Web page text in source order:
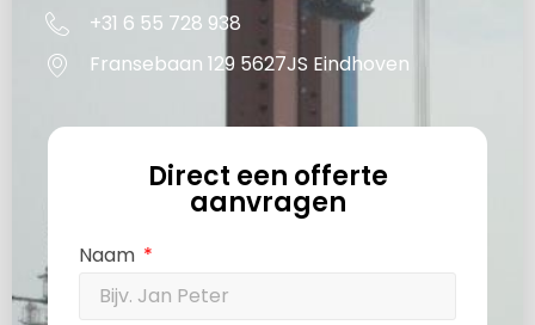
+31 6 55 728 938
Fransebaan 129 5627JS Eindhoven
Direct een offerte
aanvragen
Naam